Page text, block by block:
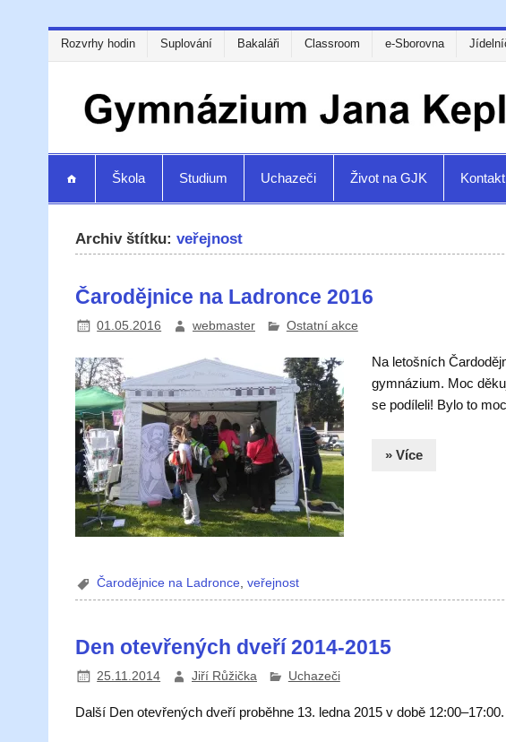
Rozvrhy hodin Suplování Bakaláři Classroom e-Sborovna
Škola Studium Uchazeči Život na GJK Kontakt
Archiv štítku:veřejnost
Čarodějnice na Ladronce 2016
01.05.2016 webmaster Ostatní akce
Na letošních
gymnázium. Moc
se podíleli! Bylo to
» Více
Čarodějnice na Ladronce,veřejnost
Den otevřených dveří 2014-2015
25.11.2014 Jiří Růžička Uchazeči
Další Den otevřených dveří proběhne 13. ledna 2015 v době 12:00–17:00.